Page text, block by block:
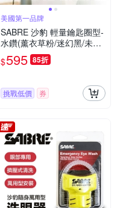
美國第一品牌
SABRE 沙豹 輕量鑰匙圈型-
水鑽(薰衣草粉/迷幻黑/未來
白/活力粉紅/薄荷青)
$595 85折
挑戰低價 券